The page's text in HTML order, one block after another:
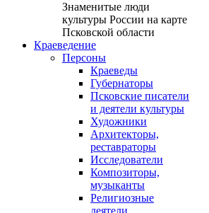
Знаменитые люди
культуры России на карте
Псковской области
Краеведение
Персоны
Краеведы
Губернаторы
Псковские писатели
и деятели культуры
Художники
Архитекторы,
реставраторы
Исследователи
Композиторы,
музыканты
Религиозные
деятели